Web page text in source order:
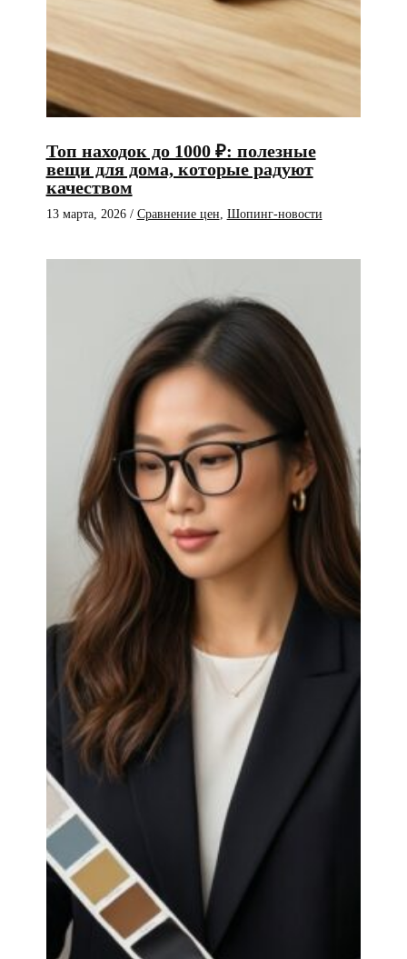
Топ находок до 1000 ₽: полезные
вещи для дома, которые радуют
качеством
13 марта, 2026 / Сравнение цен Шопинг-новости